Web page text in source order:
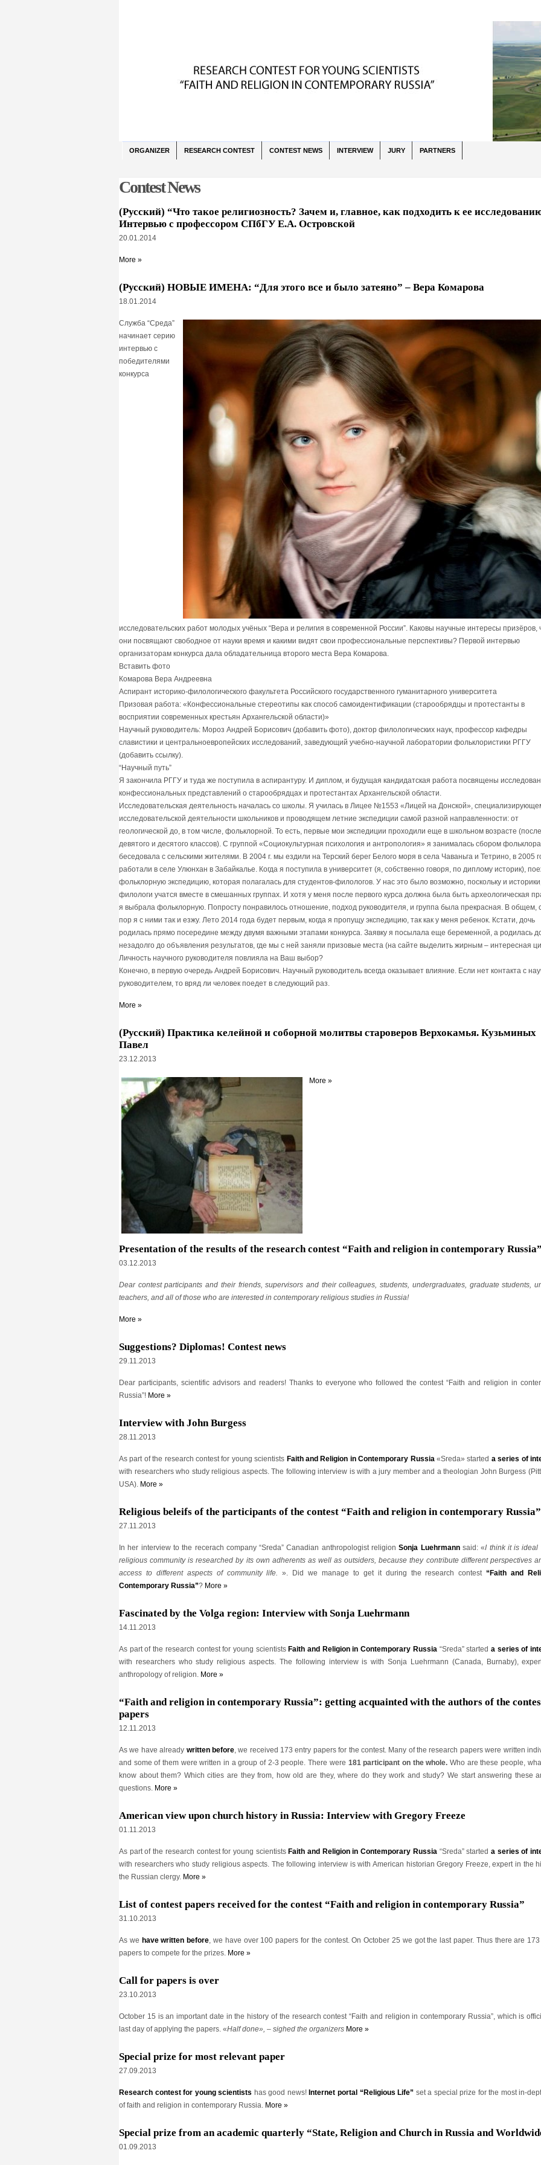
ORGANIZER RESEARCH CONTEST CONTEST NEWS INTERVIEW JURY PARTNERS
Contest News
(Русский) “Что такое религиозность? Зачем и, главное, как подходить к ее
Интервью с профессором СПбГУ Е.А. Островской
20.01.2014
More »
(Русский) НОВЫЕ ИМЕНА: “Для этого все и было затеяно” – Вера Комарова
18.01.2014
Служба “Среда”
начинает серию
интервью с
победителями
конкурса
исследовательских работ молодых учёных “Вера и религия в современной России”. Каковы научные интересы призёров,
они посвящают свободное от науки время и какими видят свои профессиональные перспективы? Первой интервью
организаторам конкурса дала обладательница второго места Вера Комарова.
Вставить фото
Комарова Вера Андреевна
Аспирант историко-филологического факультета Российского государственного гуманитарного университета
Призовая работа: «Конфессиональные стереотипы как способ самоидентификации (старообрядцы и протестанты в
восприятии современных крестьян Архангельской области)»
Научный руководитель: Мороз Андрей Борисович (добавить фото), доктор филологических наук, профессор кафедры
славистики и центральноевропейских исследований, заведующий учебно-научной лаборатории фольклористики РГГУ
(добавить ссылку).
“Научный путь”
Я закончила РГГУ и туда же поступила в аспирантуру. И диплом, и будущая кандидатская работа посвящены
конфессиональных представлений о старообрядцах и протестантах Архангельской области.
Исследовательская деятельность началась со школы. Я училась в Лицее №1553 «Лицей на Донской»,
исследовательской деятельности школьников и проводящем летние экспедиции самой разной направленности: от
геологической до, в том числе, фольклорной. То есть, первые мои экспедиции проходили еще в школьном возрасте (после
девятого и десятого классов). С группой «Социокультурная психология и антропология» я занималась сбором фольклора,
беседовала с сельскими жителями. В 2004 г. мы ездили на Терский берег Белого моря в села Чаваньга и Тетрино, в 2005
работали в селе Улюнхан в Забайкалье. Когда я поступила в университет (я, собственно говоря, по диплому историк),
фольклорную экспедицию, которая полагалась для студентов-филологов. У нас это было возможно, поскольку и
филологи учатся вместе в смешанных группах. И хотя у меня после первого курса должна была быть археологическая
я выбрала фольклорную. Попросту понравилось отношение, подход руководителя, и группа была прекрасная. В общем,
пор я с ними так и езжу. Лето 2014 года будет первым, когда я пропущу экспедицию, так как у меня ребенок. Кстати, дочь
родилась прямо посередине между двумя важными этапами конкурса. Заявку я посылала еще беременной, а родилась
незадолго до объявления результатов, где мы с ней заняли призовые места (на сайте выделить жирным – интересная
Личность научного руководителя повлияла на Ваш выбор?
Конечно, в первую очередь Андрей Борисович. Научный руководитель всегда оказывает влияние. Если нет контакта с
руководителем, то вряд ли человек поедет в следующий раз.
More »
(Русский) Практика келейной и соборной молитвы староверов Верхокамья. Кузьминых
Павел
23.12.2013
More »
Presentation of the results of the research contest “Faith and religion in contemporary Russia”
03.12.2013
Dear contest participants and their friends, supervisors and their colleagues, students, undergraduates, graduate students,
teachers, and all of those who are interested in contemporary religious studies in Russia!
More »
Suggestions? Diplomas! Contest news
29.11.2013
Dear participants, scientific advisors and readers! Thanks to everyone who followed the contest “Faith and religion in
Russia”! More »
Interview with John Burgess
28.11.2013
As part of the research contest for young scientists Faith and Religion in Contemporary Russia«Sreda» started a series of
with researchers who study religious aspects. The following interview is with a jury member and a theologian John Burgess
USA). More »
Religious beleifs of the participants of the contest “Faith and religion in contemporary Russia”
27.11.2013
In her interview to the recerach company “Sreda” Canadian anthropologist religionSonja Luehrmannsaid: «I think it is ideal
religious community is researched by its own adherents as well as outsiders, because they contribute different perspectives
access to different aspects of community life.». Did we manage to get it during the research contest“Faith and
Contemporary Russia”? More »
Fascinated by the Volga region: Interview with Sonja Luehrmann
14.11.2013
As part of the research contest for young scientistsFaith and Religion in Contemporary Russia “Sreda” started a series of
with researchers who study religious aspects. The following interview is with Sonja Luehrmann (Canada, Burnaby),
anthropology of religion. More »
“Faith and religion in contemporary Russia”: getting acquainted with the authors of the
papers
12.11.2013
As we have already written before, we received 173 entry papers for the contest. Many of the research papers were written
and some of them were written in a group of 2-3 people. There were 181 participant on the whole. Who are these people,
know about them? Which cities are they from, how old are they, where do they work and study? We start answering these
questions. More »
American view upon church history in Russia: Interview with Gregory Freeze
01.11.2013
As part of the research contest for young scientistsFaith and Religion in Contemporary Russia “Sreda” started a series of
with researchers who study religious aspects. The following interview is with American historian Gregory Freeze, expert in the
the Russian clergy. More »
List of contest papers received for the contest “Faith and religion in contemporary Russia”
31.10.2013
As we have written before , we have over 100 papers for the contest. On October 25 we got the last paper. Thus there are
papers to compete for the prizes. More »
Call for papers is over
23.10.2013
October 15 is an important date in the history of the research contest “Faith and religion in contemporary Russia”, which is
last day of applying the papers. «Half done», – sighed the organizers More »
Special prize for most relevant paper
27.09.2013
Research contest for young scientists has good news!Internet portal “Religious Life” set a special prize for the most in-
of faith and religion in contemporary Russia. More »
Special prize from an academic quarterly “State, Religion and Church in Russia and
01.09.2013